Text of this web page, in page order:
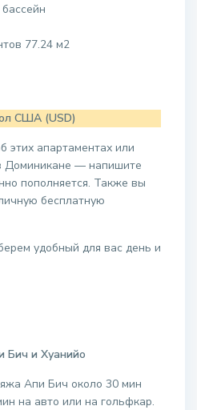
77.24 м2
США (USD)
этих апартаментах или
Доминикане — напишите
пополняется. Также вы
бесплатную
удобный для вас день и
Бич и Хуанийо
Апи Бич около 30 мин
на авто или на гольфкар.